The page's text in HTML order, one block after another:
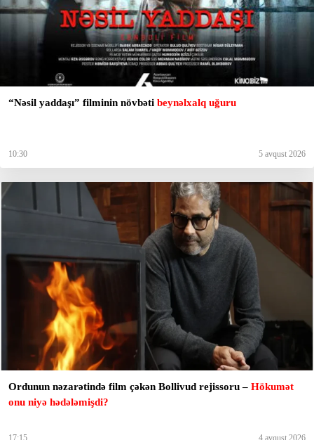
“Nəsil yaddaşı” filminin növbəti beynəlxalq uğuru
10:30 5 avqust 2026
Ordunun nəzarətində film çəkən Bollivud rejissoru – Hökumət
onu niyə hədələmişdi?